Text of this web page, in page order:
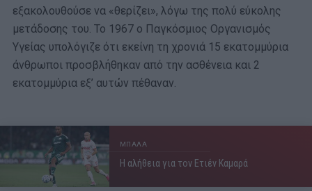
εξακολουθούσε να «θερίζει», λόγω της πολύ εύκολης
μετάδοσης του. Το 1967 ο Παγκόσμιος Οργανισμός
Υγείας υπολόγιζε ότι εκείνη τη χρονιά 15 εκατομμύρια
άνθρωποι προσβλήθηκαν από την ασθένεια και 2
εκατομμύρια εξ’ αυτών πέθαναν.
ΜΠΑΛΑ
Η αλήθεια για τον Ετιέν Καμαρά